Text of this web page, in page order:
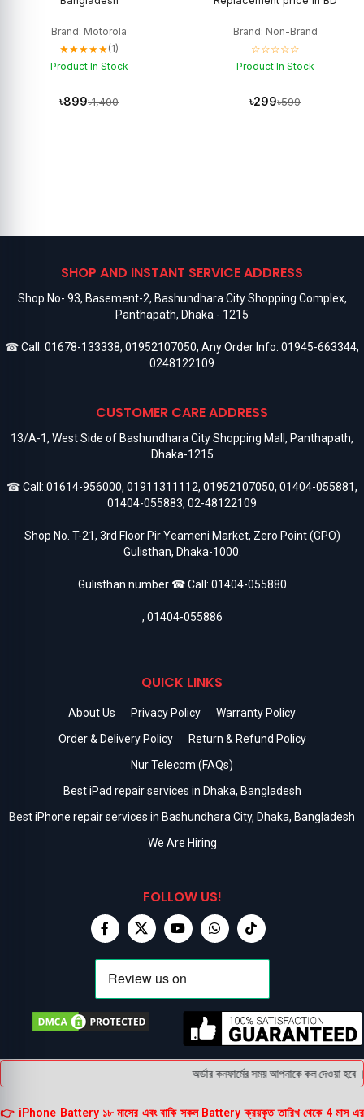
Brand: Motorola
★★★★★(1)
Product In Stock
৳899৳1,400
Brand: Non-Brand
☆☆☆☆☆
Product In Stock
৳299৳599
SHOP AND INSTANT SERVICE ADDRESS
Shop No- 93, Basement-2, Bashundhara City Shopping Complex,
Panthapath, Dhaka - 1215
☎ Call: 01678-133338, 01952107050, Any Order Info: 01945-663344,
0248122109
CUSTOMER CARE ADDRESS
13/A-1, West Side of Bashundhara City Shopping Mall, Panthapath,
Dhaka-1215
☎ Call: 01614-956000, 01911311112, 01952107050, 01404-055881,
01404-055883, 02-48122109
Shop No. T-21, 3rd Floor Pir Yeameni Market, Zero Point (GPO)
Gulisthan, Dhaka-1000.
Gulisthan number ☎ Call: 01404-055880
, 01404-055886
QUICK LINKS
About Us Privacy Policy
Warranty Policy
Order & Delivery Policy
Return & Refund Policy
Nur Telecom (FAQs)
Best iPad repair services in Dhaka, Bangladesh
Best iPhone repair services in Bashundhara City, Dhaka, Bangladesh
We Are Hiring
FOLLOW US!
অর্ডার কনফার্মের সময় আপনাকে কল দেওয়া
👉 iPhone Battery ১৮ মাসের এবং বাকি সকল Battery ক্রয়কৃত তারিখ থেকে 4 মাস এর